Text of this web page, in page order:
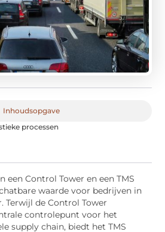
Inhoudsopgave
processen
een Control Tower en een TMS
waarde voor bedrijven in
Terwijl de Control Tower
controlepunt voor het
supply chain, biedt het TMS